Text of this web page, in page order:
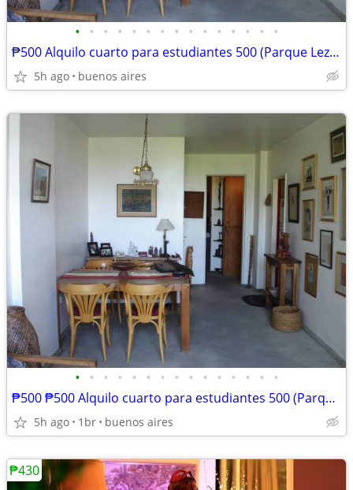
• • • • • • • • • • • • • • •
₱500 Alquilo cuarto para estudiantes 500 (Parque Lezama) (buenos aires
5h ago buenos aires
• • • • • • • • • • • • • • •
₱500 ₱500 Alquilo cuarto para estudiantes 500 (Parque Lezama) (buenos
5h ago 1br buenos aires
₱430